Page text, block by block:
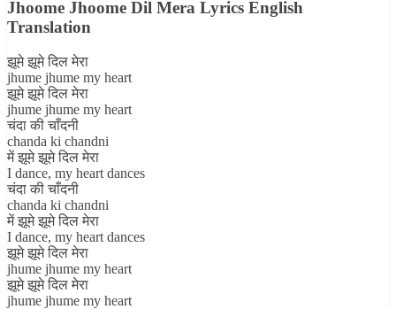
Jhoome Jhoome Dil Mera Lyrics English
Translation
झूमे झूमे दिल मेरा
jhume jhume my heart
झूमे झूमे दिल मेरा
jhume jhume my heart
चंदा की चाँदनी
chanda ki chandni
में झूमे झूमे दिल मेरा
I dance, my heart dances
चंदा की चाँदनी
chanda ki chandni
में झूमे झूमे दिल मेरा
I dance, my heart dances
झूमे झूमे दिल मेरा
jhume jhume my heart
झूमे झूमे दिल मेरा
jhume jhume my heart